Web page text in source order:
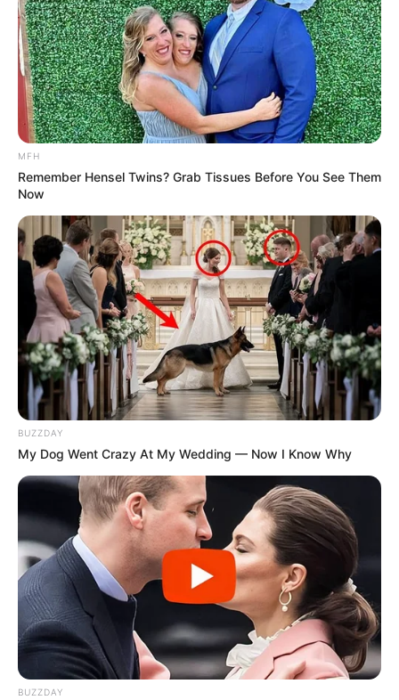
ΕΑΝ ΤΟΥΣ ΤΟ ΕΙΠΕ Ο….. ΓΙΑΤΡΟΣ ΤΟΥΣ. ΑΥΤΟΙ ΟΛΟΙ
ΤΟΥΣ ΠΕΙΘΟΥΝ ΛΟΓΩ ΤΗΣ ΚΑΤΑΣΤΑΣΗΣ ΣΤΗΝ ΟΠΟΙΑ
ΑΝΗΚΟΥΝ. ΣΤΟ STATUS ΠΟΥ ΒΡΙΣΚΟΝΤΑΙ. ΚΑΙ ΣΤΟ
ΟΠΟΙΟ ΒΕΒΑΙΑ ΘΕΛΕΙ ΝΑ ΕΝΤΑΧΘΕΙ ΚΑΙ Ο ΑΠΟΦΑΣΙΖΩΝ
ΝΑ ΕΜΒΟΛΙΑΣΘΕΙ.
ΣΤΟ ΒΙΝΤΕΟ ΠΟΥ ΑΚΟΛΟΥΘΕΙ ΒΛΕΠΟΥΜΕ ΠΩΣ Ο
ΓΝΩΣΤΟΣ ΗΘΟΠΟΙΟΣ ΠΑΡΑΓΕΙ ΜΙΑ ΑΛΗΘΕΙΑ. ΟΧΙ ΤΗΝ
ΙΔΙΑ ΤΗΝ ΑΛΗΘΕΙΑ ΟΜΩΣ. ΚΑΙ ΠΑΙΖΕΙ ΠΟΛΥ ΚΑΛΑ ΤΟΝ
ΡΟΛΟ ΤΟΥ ΤΣΟΜΠΑΝΗ ΠΟΥ ΚΑΛΕΙ ΤΑ ΠΡΟΒΑΤΑ.
ΠΟΛΛΟΙ ΑΝΘΡΩΠΟΙ ΠΟΥ ΘΑ ΗΘΕΛΑΝ ΝΑ ΕΙΝΑΙ ΣΑΝ ΚΑΙ
ΑΥΤΟΝ ΚΑΙ ΤΟΝ ΘΑΥΜΑΖΟΥΝ ΘΑ ΠΕΙΣΘΟΥΝ ΝΑ
ΕΜΒΟΛΙΑΣΘΟΥΝ. ΕΤΣΙ ΘΑ ΠΙΣΤΕΥΣΟΥΝ ΟΤΙ ΑΝΗΚΟΥΝ
MFH
Remember Hensel Twins? Grab Tissues Before You See Them
Now
BUZZDAY
My Dog Went Crazy At My Wedding — Now I Know Why
BUZZDAY